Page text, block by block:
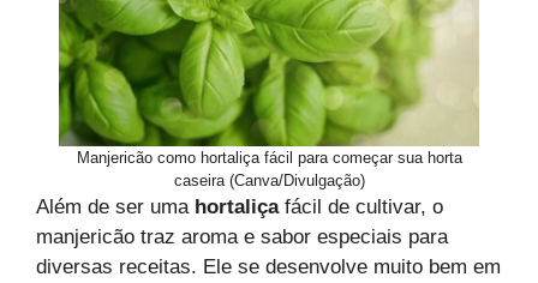
Manjericão como hortaliça fácil para começar sua horta
caseira (Canva/Divulgação)
Além de ser uma hortaliçafácil de cultivar, o
manjericão traz aroma e sabor especiais para
diversas receitas. Ele se desenvolve muito bem em